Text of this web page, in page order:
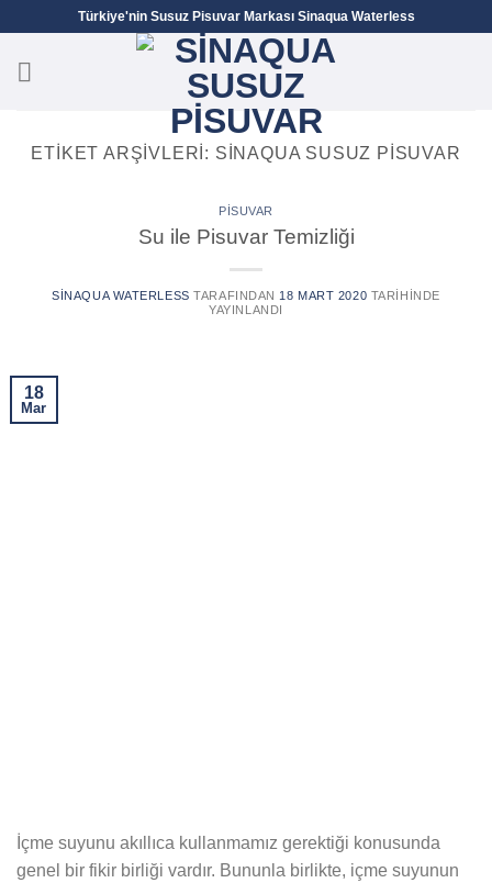
Türkiye'nin Susuz Pisuvar Markası Sinaqua Waterless
ETIKET ARŞIVLERI: SINAQUA SUSUZ PISUVAR
PISUVAR
Su ile Pisuvar Temizliği
SINAQUA WATERLESS TARAFINDAN 18 MART 2020 TARIHINDE
YAYINLANDI
18
Mar
İçme suyunu akıllıca kullanmamız gerektiği konusunda
genel bir fikir birliği vardır. Bununla birlikte, içme suyunun